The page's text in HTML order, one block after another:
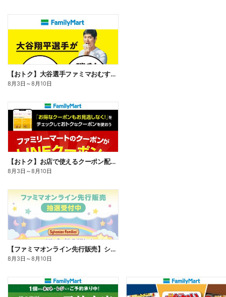
【おトク】大谷選手ファミマおむすび割
8月3日 ～8月10日
【おトク】お店で使えるクーポン配信中
8月3日 ～8月10日
【ファミマオンライン先行販売】シルバニアファミリー
8月3日 ～8月10日